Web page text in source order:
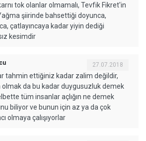
tok olanlar olmamalı, Tevfik Fikret'in
şiirinde bahsettiği doyunca,
çatlayıncaya kadar yiyin dediği
kesimdir
27.07.2018
tahmin ettiğiniz kadar zalim değildir,
olmak da bu kadar duygusuzluk demek
tüm insanlar açlığın ne demek
biliyor ve bunun için az ya da çok
olmaya çalışıyorlar